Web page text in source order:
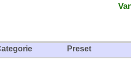
Preset